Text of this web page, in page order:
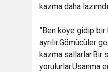
kazma daha
”Ben köye gidip bir
ayrılır.Gömücüler
kazma sallarlar.Bir
yorulurlar.Usanma